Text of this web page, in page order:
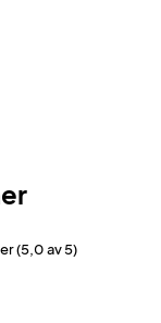
(5,0 av 5)